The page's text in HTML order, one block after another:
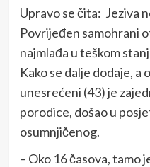
Upravo se čita: Jeziva
Povrijeđen samohrani
najmlađa u teškom
Kako se dalje dodaje, a
unesrećeni (43) je
porodice, došao u
osumnjičenog.
– Oko 16 časova, tamo